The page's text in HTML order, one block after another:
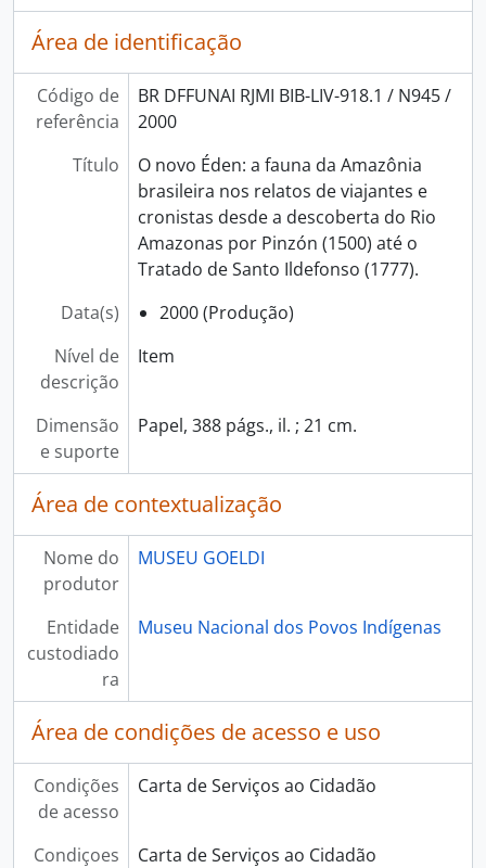
Área de identificação
Código de
referência
BR DFFUNAI RJMI BIB-LIV-918.1 / N945 /
2000
Título
O novo Éden: a fauna da Amazônia
brasileira nos relatos de viajantes e
cronistas desde a descoberta do Rio
Amazonas por Pinzón (1500) até o
Tratado de Santo Ildefonso (1777).
Data(s)
2000 (Produção)
Nível de
descrição
Item
Dimensão
e suporte
Papel, 388 págs., il. ; 21 cm.
Área de contextualização
Nome do
produtor
MUSEU GOELDI
Entidade
custodiado
ra
Museu Nacional dos Povos Indígenas
Área de condições de acesso e uso
Condições
de acesso
Carta de Serviços ao Cidadão
Condiçoes
Carta de Serviços ao Cidadão